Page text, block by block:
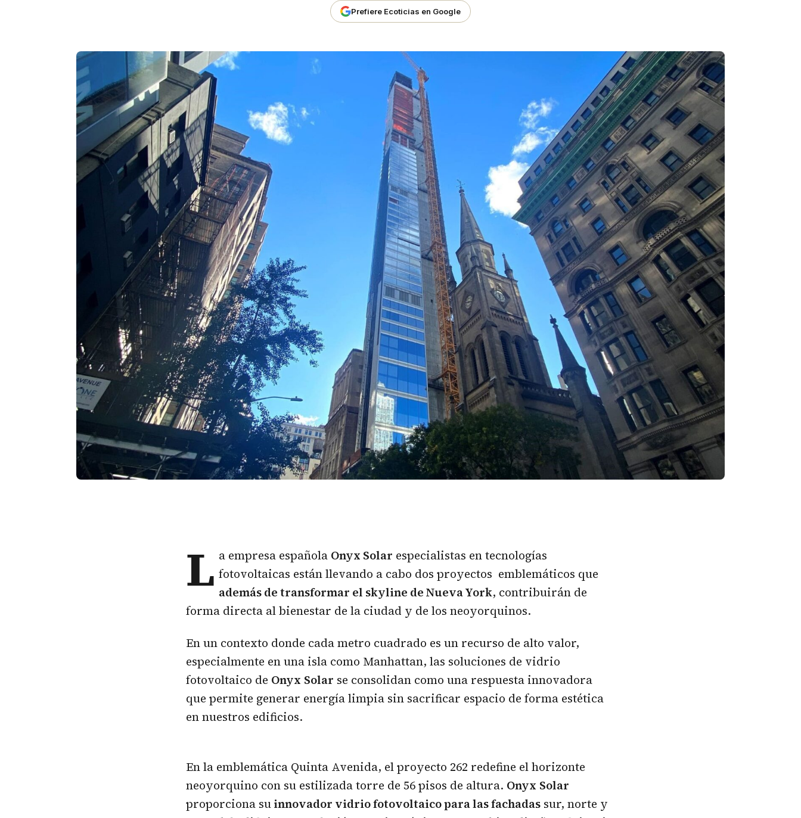
Prefiere Ecoticias en Google
L a empresa española Onyx Solar especialistas en tecnologías
fotovoltaicas están llevando a cabo dos proyectos emblemáticos que
además de transformar el skyline de Nueva York, contribuirán de
forma directa al bienestar de la ciudad y de los neoyorquinos.
En un contexto donde cada metro cuadrado es un recurso de alto valor,
especialmente en una isla como Manhattan, las soluciones de vidrio
fotovoltaico de Onyx Solar se consolidan como una respuesta innovadora
que permite generar energía limpia sin sacrificar espacio de forma estética
en nuestros edificios.
En la emblemática Quinta Avenida, el proyecto 262 redefine el horizonte
neoyorquino con su estilizada torre de 56 pisos de altura. Onyx Solar
proporciona suinnovador vidrio fotovoltaico para las fachadas sur, norte y